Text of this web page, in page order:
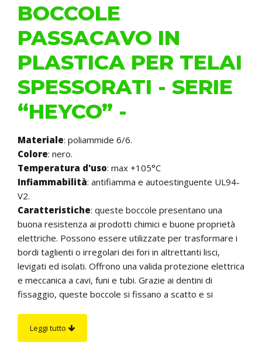
BOCCOLE
PASSACAVO IN
PLASTICA PER TELAI
SPESSORATI - SERIE
“HEYCO” -
Materiale: poliammide 6/6.
Colore: nero.
Temperatura d'uso: max +105°C
Infiammabilità: antifiamma e autoestinguente UL94-
V2.
Caratteristiche: queste boccole presentano una
buona resistenza ai prodotti chimici e buone proprietà
elettriche. Possono essere utilizzate per trasformare i
bordi taglienti o irregolari dei fori in altrettanti lisci,
levigati ed isolati. Offrono una valida protezione elettrica
e meccanica a cavi, funi e tubi. Grazie ai dentini di
fissaggio, queste boccole si fissano a scatto e si
indicato in tabella.
Su richiesta
Leggi tutto